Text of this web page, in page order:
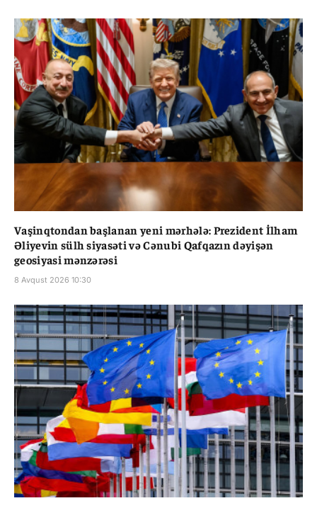
Vaşinqtondan başlanan yeni mərhələ: Prezident İlham
Əliyevin sülh siyasəti və Cənubi Qafqazın dəyişən
geosiyasi mənzərəsi
8 Avqust 2026 10:30